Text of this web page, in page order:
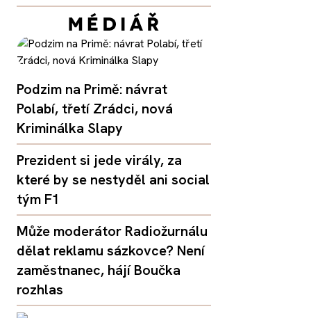
Podzim na Primě: návrat
Polabí, třetí Zrádci, nová
Kriminálka Slapy
Prezident si jede virály, za
které by se nestyděl ani social
tým F1
Může moderátor Radiožurnálu
dělat reklamu sázkovce? Není
zaměstnanec, hájí Boučka
rozhlas